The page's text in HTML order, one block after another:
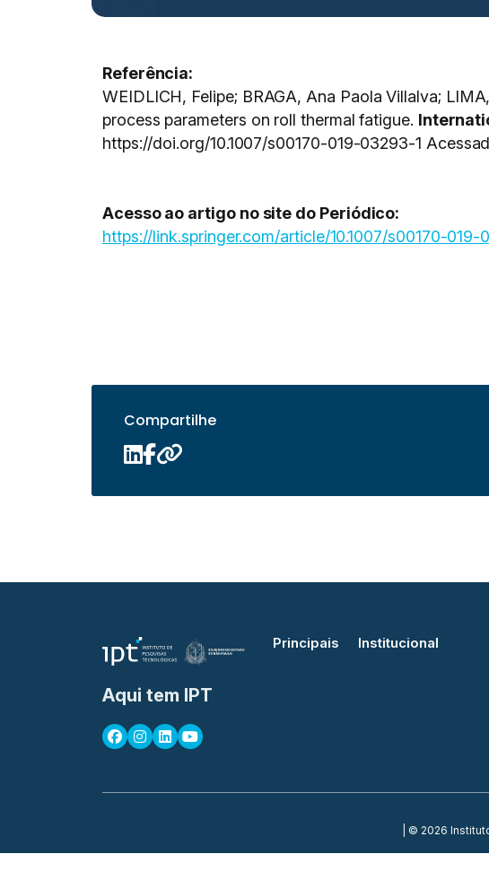
Referência:
WEIDLICH, Felipe; BRAGA, Ana Paola Villalva;
process parameters on roll thermal fatigue.
https://doi.org/10.1007/s00170-019-03293-1
Acesso ao artigo no site do Periódico:
https://link.springer.com/article/10.1007/s00170-019-
Compartilhe
Aqui tem IPT
Principais Institucional
| © 2026